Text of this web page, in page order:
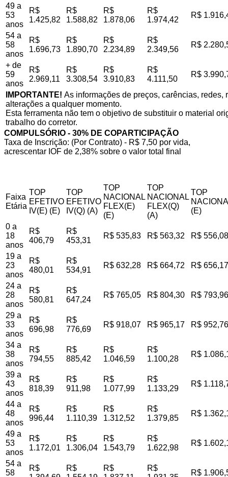
49 a
53
anos
R$
1.425,82
R$
1.588,82
R$
1.878,06
R$
1.974,42
R$
54 a
58
anos
R$
1.696,73
R$
1.890,70
R$
2.234,89
R$
2.349,56
R$
+ de
59
anos
R$
2.969,11
R$
3.308,54
R$
3.910,83
R$
4.111,50
R$
IMPORTANTE! As informações de preços, carências,
alterações a qualquer momento.
Esta ferramenta não tem o objetivo de substituir o material
trabalho do corretor.
COMPULSÓRIO - 30% DE COPARTICIPAÇÃO
Taxa de Inscrição: (Por Contrato) - R$ 7,50 por vida,
acrescentar IOF de 2,38% sobre o valor total final
Faixa
Etária
TOP
EFETIVO
IV(E) (E)
TOP
EFETIVO
IV(Q) (A)
TOP
NACIONAL
FLEX(E)
(E)
TOP
NACIONAL
FLEX(Q)
(A)
TOP
(E)
0 a
18
anos
R$
406,79
R$
453,31
R$ 535,83 R$ 563,32 R$ 556,08
19 a
23
anos
R$
480,01
R$
534,91
R$ 632,28 R$ 664,72 R$ 656,17
24 a
28
anos
R$
580,81
R$
647,24
R$ 765,05 R$ 804,30 R$ 793,96
29 a
33
anos
R$
696,98
R$
776,69
R$ 918,07 R$ 965,17 R$ 952,76
34 a
38
anos
R$
794,55
R$
885,42
R$
1.046,59
R$
1.100,28
R$
39 a
43
anos
R$
818,39
R$
911,98
R$
1.077,99
R$
1.133,29
R$
44 a
48
anos
R$
996,44
R$
1.110,39
R$
1.312,52
R$
1.379,85
R$
49 a
53
anos
R$
1.172,01
R$
1.306,04
R$
1.543,79
R$
1.622,98
R$
54 a
58
R$
R$
R$
R$
R$